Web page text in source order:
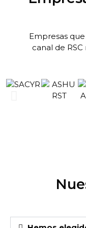
Empresas
canal de